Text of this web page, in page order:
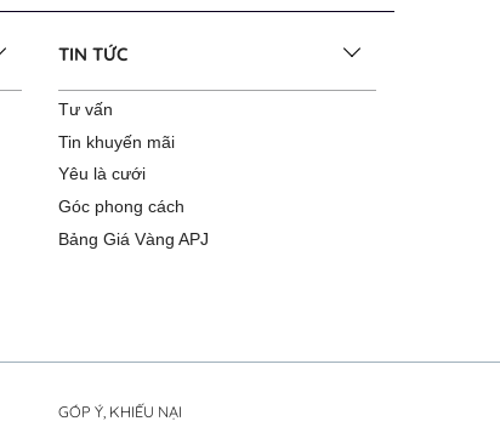
TIN TỨC
Tư vấn
Tin khuyến mãi
Yêu là cưới
Góc phong cách
Bảng Giá Vàng APJ
GÓP Ý, KHIẾU NẠI